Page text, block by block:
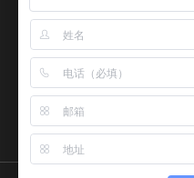
地址：上海市